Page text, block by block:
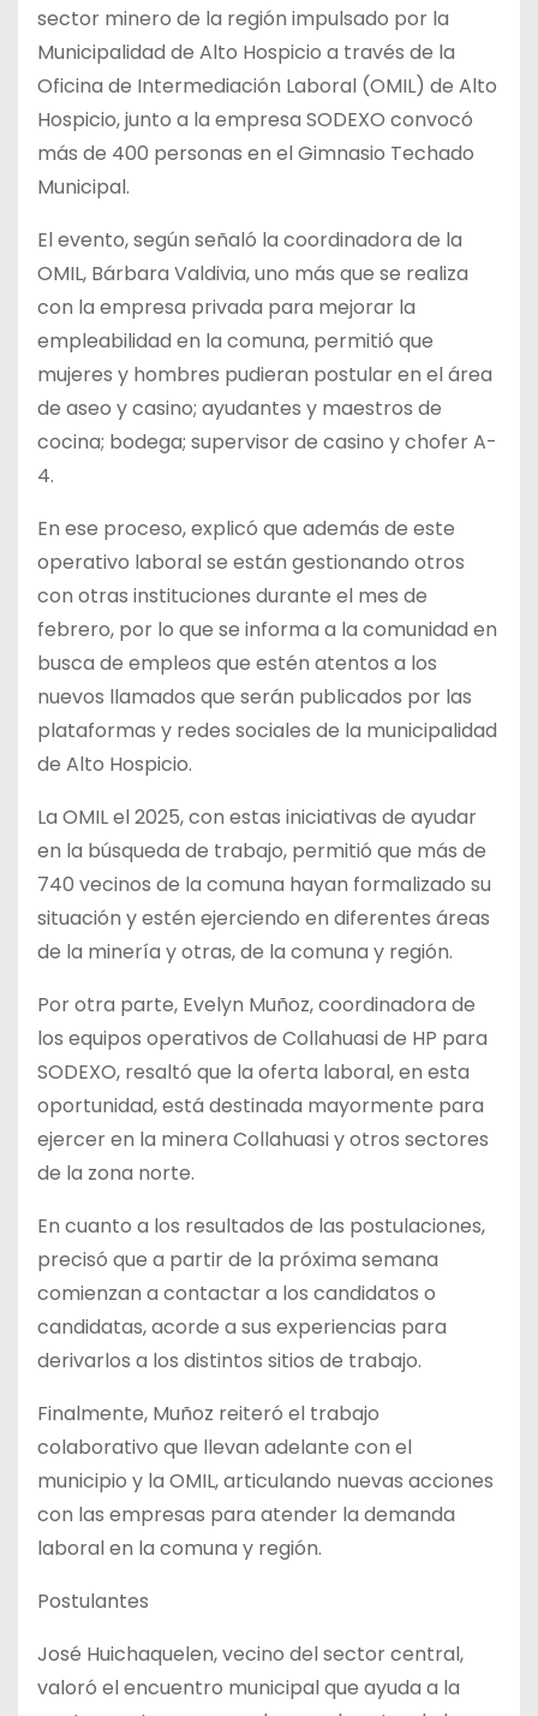
sector minero de la región impulsado por la
Municipalidad de Alto Hospicio a través de la
Oficina de Intermediación Laboral (OMIL) de Alto
Hospicio, junto a la empresa SODEXO convocó
más de 400 personas en el Gimnasio Techado
Municipal.
El evento, según señaló la coordinadora de la
OMIL, Bárbara Valdivia, uno más que se realiza
con la empresa privada para mejorar la
empleabilidad en la comuna, permitió que
mujeres y hombres pudieran postular en el área
de aseo y casino; ayudantes y maestros de
cocina; bodega; supervisor de casino y chofer A-
4.
En ese proceso, explicó que además de este
operativo laboral se están gestionando otros
con otras instituciones durante el mes de
febrero, por lo que se informa a la comunidad en
busca de empleos que estén atentos a los
nuevos llamados que serán publicados por las
plataformas y redes sociales de la municipalidad
de Alto Hospicio.
La OMIL el 2025, con estas iniciativas de ayudar
en la búsqueda de trabajo, permitió que más de
740 vecinos de la comuna hayan formalizado su
situación y estén ejerciendo en diferentes áreas
de la minería y otras, de la comuna y región.
Por otra parte, Evelyn Muñoz, coordinadora de
los equipos operativos de Collahuasi de HP para
SODEXO, resaltó que la oferta laboral, en esta
oportunidad, está destinada mayormente para
ejercer en la minera Collahuasi y otros sectores
de la zona norte.
En cuanto a los resultados de las postulaciones,
precisó que a partir de la próxima semana
comienzan a contactar a los candidatos o
candidatas, acorde a sus experiencias para
derivarlos a los distintos sitios de trabajo.
Finalmente, Muñoz reiteró el trabajo
colaborativo que llevan adelante con el
municipio y la OMIL, articulando nuevas acciones
con las empresas para atender la demanda
laboral en la comuna y región.
Postulantes
José Huichaquelen, vecino del sector central,
valoró el encuentro municipal que ayuda a la